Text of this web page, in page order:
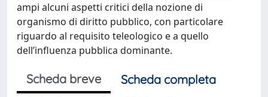
ampi alcuni aspetti critici della nozione di
organismo di diritto pubblico, con particolare
riguardo al requisito teleologico e a quello
dell’influenza pubblica dominante.
Scheda breve
Scheda completa